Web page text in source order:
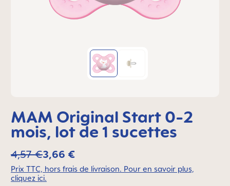
MAM Original Start 0-2
mois, lot de 1 sucettes
3,66 €
4,57 €
Prix TTC, hors frais de livraison. Pour en savoir plus,
cliquez ici.